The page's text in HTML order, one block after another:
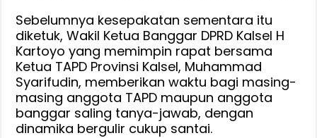
Anggaran
dana
Sebelumnya kesepakatan sementara itu
diketuk, Wakil Ketua Banggar DPRD Kalsel H
Kartoyo yang memimpin rapat bersama
Ketua TAPD Provinsi Kalsel, Muhammad
Syarifudin, memberikan waktu bagi masing-
masing anggota TAPD maupun anggota
banggar saling tanya-jawab, dengan
dinamika bergulir cukup santai.